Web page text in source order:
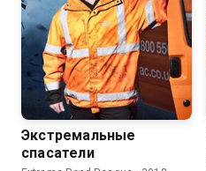
Экстремальные
спасатели